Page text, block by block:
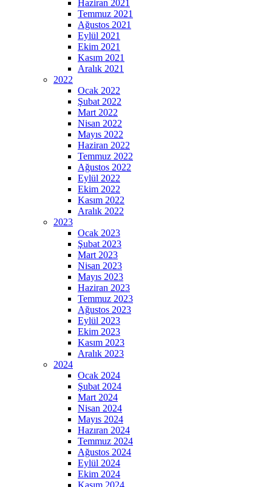
Haziran 2021
Temmuz 2021
Ağustos 2021
Eylül 2021
Ekim 2021
Kasım 2021
Aralık 2021
2022
Ocak 2022
Şubat 2022
Mart 2022
Nisan 2022
Mayıs 2022
Haziran 2022
Temmuz 2022
Ağustos 2022
Eylül 2022
Ekim 2022
Kasım 2022
Aralık 2022
2023
Ocak 2023
Şubat 2023
Mart 2023
Nisan 2023
Mayıs 2023
Haziran 2023
Temmuz 2023
Ağustos 2023
Eylül 2023
Ekim 2023
Kasım 2023
Aralık 2023
2024
Ocak 2024
Şubat 2024
Mart 2024
Nisan 2024
Mayıs 2024
Hazıran 2024
Temmuz 2024
Ağustos 2024
Eylül 2024
Ekim 2024
Kasım 2024